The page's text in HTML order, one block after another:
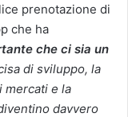
prenotazione di
che ha
che ci sia un
di sviluppo, la
mercati e la
davvero